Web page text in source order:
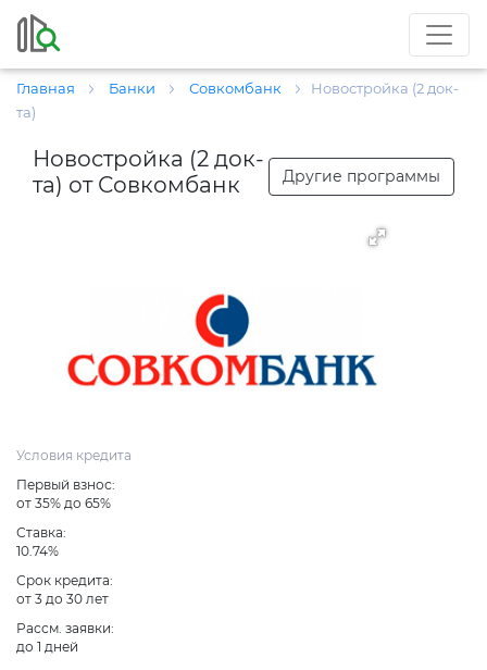
Главная Банки Совкомбанк
Новостройка (2 док-
та)
Новостройка (2 док-
та) от Совкомбанк
Другие программы
Условия кредита
Первый взнос:
от 35% до 65%
Ставка:
10.74%
Срок кредита:
от 3 до 30 лет
Рассм. заявки:
до 1 дней